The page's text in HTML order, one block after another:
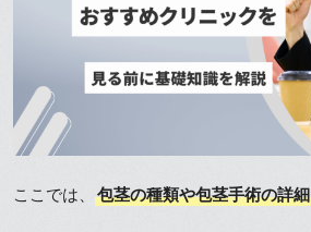
ここでは、 包茎の種類や包茎手術の詳細